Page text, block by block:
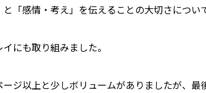
と「感情・考え」を伝えることの大切さにつ
にも取り組みました。
ジ以上と少しボリュームがありましたが、